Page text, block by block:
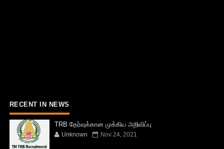
RECENT IN NEWS
TRB தேர்வுக்கான முக்கிய அறிவிப்பு
Unknown Nov 24, 2021